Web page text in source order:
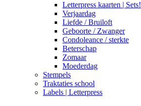
Letterpress kaarten | Sets!
Verjaardag
Liefde / Bruiloft
Geboorte / Zwanger
Condoleance / sterkte
Beterschap
Zomaar
Moederdag
Stempels
Traktaties school
Labels | Letterpress